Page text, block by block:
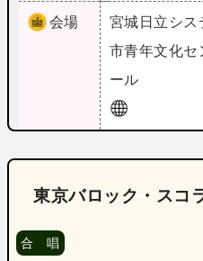
会場 宮城 日立シ
市青年文化セ
ール
東京バロック・スコ
合 唱